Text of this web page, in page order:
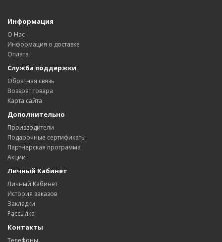
Информация
О Нас
Информация о доставке
Оплата
Служба поддержки
Обратная связь
Возврат товара
Карта сайта
Дополнительно
Производители
Подарочные сертификаты
Партнерская программа
Акции
Личный Кабинет
Личный Кабинет
История заказов
Закладки
Рассылка
Контакты